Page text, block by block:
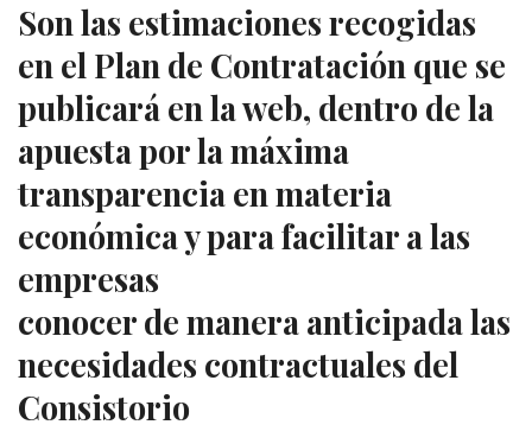
Son las estimaciones recogidas
en el Plan de Contratación que se
publicará en la web, dentro de la
apuesta por la máxima
transparencia en materia
económica y para facilitar a las
empresas
conocer de manera anticipada las
necesidades contractuales del
Consistorio